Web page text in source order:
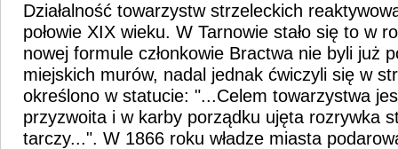
Działalność towarzystw strzeleckich
połowie XIX wieku. W Tarnowie stało się to w
nowej formule członkowie Bractwa nie byli już
miejskich murów, nadal jednak ćwiczyli się w
określono w statucie: "...Celem towarzystwa
przyzwoita i w karby porządku ujęta rozrywka
tarczy...". W 1866 roku władze miasta